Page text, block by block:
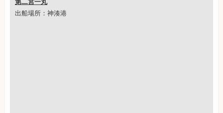
第二宮一丸
出船場所：神湊港